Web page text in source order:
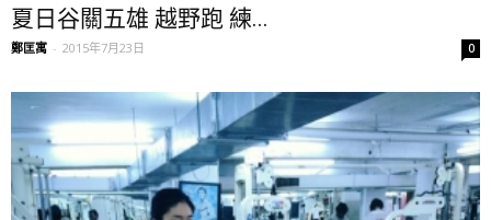
夏日谷關五雄 越野跑 練...
鄭匡寓 - 2015年7月23日 0